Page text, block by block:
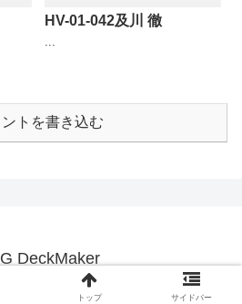
HV-01-042及川 徹
...
ントを書き込む
DeckMaker
VCG DeckMaker.
トップ サイドバー